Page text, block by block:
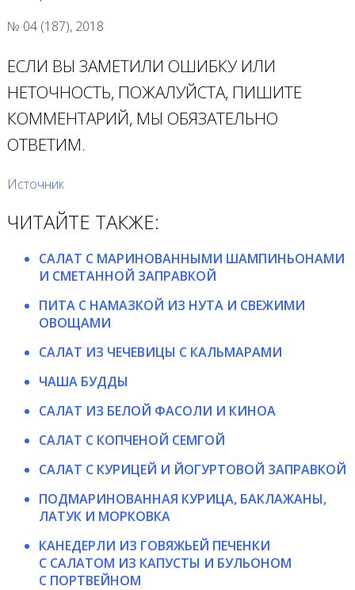
№ 04 (187), 2018
ЕСЛИ ВЫ ЗАМЕТИЛИ ОШИБКУ ИЛИ
НЕТОЧНОСТЬ, ПОЖАЛУЙСТА, ПИШИТЕ
КОММЕНТАРИЙ, МЫ ОБЯЗАТЕЛЬНО
ОТВЕТИМ.
Источник
ЧИТАЙТЕ ТАКЖЕ:
САЛАТ С МАРИНОВАННЫМИ ШАМПИНЬОНАМИ
И СМЕТАННОЙ ЗАПРАВКОЙ
ПИТА С НАМАЗКОЙ ИЗ НУТА И СВЕЖИМИ
ОВОЩАМИ
САЛАТ ИЗ ЧЕЧЕВИЦЫ С КАЛЬМАРАМИ
ЧАША БУДДЫ
САЛАТ ИЗ БЕЛОЙ ФАСОЛИ И КИНОА
САЛАТ С КОПЧЕНОЙ СЕМГОЙ
САЛАТ С КУРИЦЕЙ И ЙОГУРТОВОЙ ЗАПРАВКОЙ
ПОДМАРИНОВАННАЯ КУРИЦА, БАКЛАЖАНЫ,
ЛАТУК И МОРКОВКА
КАНЕДЕРЛИ ИЗ ГОВЯЖЬЕЙ ПЕЧЕНКИ
С САЛАТОМ ИЗ КАПУСТЫ И БУЛЬОНОМ
С ПОРТВЕЙНОМ